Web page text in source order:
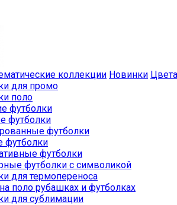
коллекции Новинки Цвета
для промо
поло
футболки
футболки
футболки
футболки
футболки
футболки с символикой
для термопереноса
поло рубашках и футболках
для сублимации